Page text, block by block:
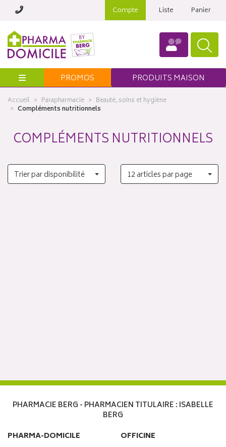
Compte Liste Panier
Menu PROMOS PRODUITS MAISON
Accueil Parapharmacie
Beauté, soins et hygiène
Compléments nutritionnels
COMPLÉMENTS NUTRITIONNELS
Trier par disponibilité 12 articles par page
PHARMACIE BERG - PHARMACIEN TITULAIRE : ISABELLE
BERG
PHARMA-DOMICILE
OFFICINE